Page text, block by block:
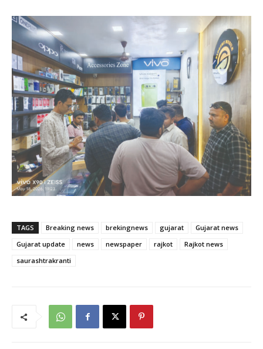
TAGS Breaking news brekingnews gujarat
Gujarat news
Gujarat update
news newspaper rajkot
Rajkot news
saurashtrakranti